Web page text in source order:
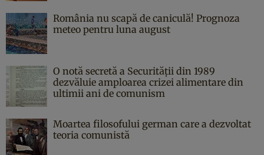
România nu scapă de caniculă! Prognoza
meteo pentru luna august
O notă secretă a Securității din 1989
dezvăluie amploarea crizei alimentare din
ultimii ani de comunism
Moartea filosofului german care a dezvoltat
teoria comunistă